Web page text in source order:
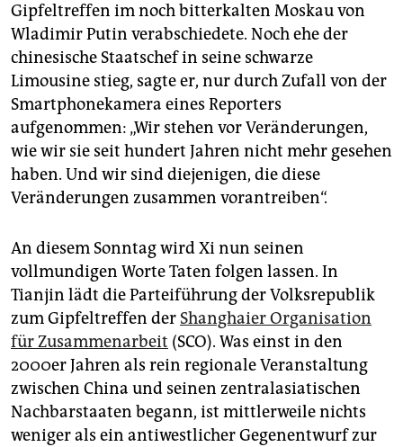
Gipfeltreffen im noch bitterkalten Moskau von
Wladimir Putin verabschiedete. Noch ehe der
chinesische Staatschef in seine schwarze
Limousine stieg, sagte er, nur durch Zufall von der
Smartphonekamera eines Reporters
aufgenommen: „Wir stehen vor Veränderungen,
wie wir sie seit hundert Jahren nicht mehr gesehen
haben. Und wir sind diejenigen, die diese
Veränderungen zusammen vorantreiben“.
An diesem Sonntag wird Xi nun seinen
vollmundigen Worte Taten folgen lassen. In
Tianjin lädt die Parteiführung der Volksrepublik
zum Gipfeltreffen der Shanghaier Organisation
für Zusammenarbeit (SCO). Was einst in den
2000er Jahren als rein regionale Veranstaltung
zwischen China und seinen zentralasiatischen
Nachbarstaaten begann, ist mittlerweile nichts
weniger als ein antiwestlicher Gegenentwurf zur